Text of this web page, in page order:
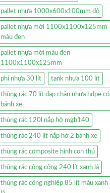
pallet nhựa 1000x600x100mm đỏ
pallet nhựa mới 1100x1100x125mm
màu đen
pallet nhựa mới màu đen
1100x1100x125mm
phi nhựa 30 lít tank nhựa 100 lít
thùng rác 70 lít đạp chân nhựa hdpe có
bánh xe
thùng rác 120l nắp hở mgb140
thùng rác 240 lít nắp hở 2 bánh xe
thùng rác composite hình con thú
thùng rác công cộng 240 lít xanh lá
thùng rác công nghiệp 85 lít màu xanh